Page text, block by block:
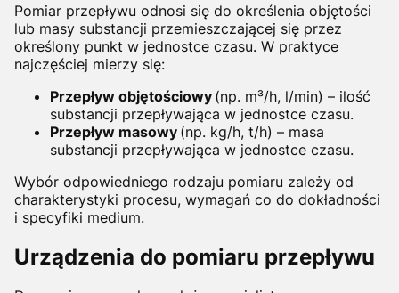
Pomiar przepływu odnosi się do określenia objętości
lub masy substancji przemieszczającej się przez
określony punkt w jednostce czasu. W praktyce
najczęściej mierzy się:
Przepływ objętościowy (np. m³/h, l/min) – ilość
substancji przepływająca w jednostce czasu.
Przepływ masowy (np. kg/h, t/h) – masa
substancji przepływająca w jednostce czasu.
Wybór odpowiedniego rodzaju pomiaru zależy od
charakterystyki procesu, wymagań co do dokładności
i specyfiki medium.
Urządzenia do pomiaru przepływu